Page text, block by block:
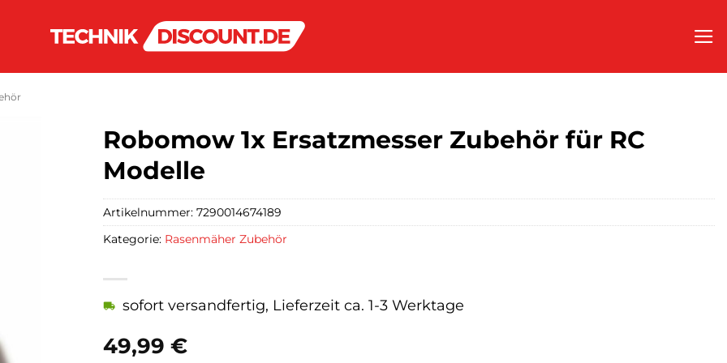
Robomow 1x Ersatzmesser Zubehör für RC
Modelle
49,99 €
sofort versandfertig, Lieferzeit ca. 1-3 Werktage
Artikelnummer: 7290014674189
Kategorie: Rasenmäher Zubehör